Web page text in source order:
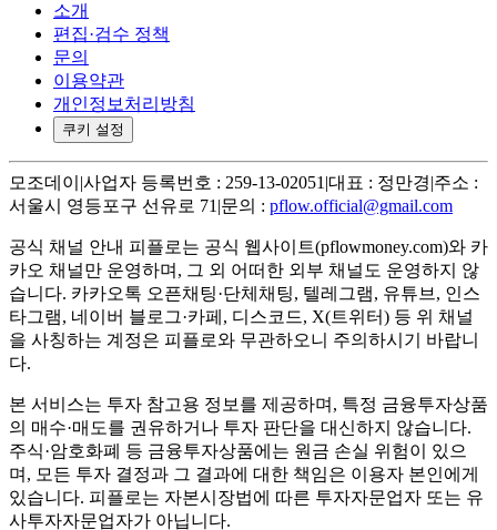
소개
편집·검수 정책
문의
이용약관
개인정보처리방침
쿠키 설정
모조데이 |사업자 등록번호 : 259-13-02051 |대표 : 정만경|주소 :
서울시 영등포구 선유로 71 |문의 : pflow.official@gmail.com
공식 채널 안내 피플로는 공식 웹사이트(pflowmoney.com)와 카
카오 채널만 운영하며, 그 외 어떠한 외부 채널도 운영하지 않
습니다. 카카오톡 오픈채팅·단체채팅, 텔레그램, 유튜브, 인스
타그램, 네이버 블로그·카페, 디스코드, X(트위터) 등 위 채널
을 사칭하는 계정은 피플로와 무관하오니 주의하시기 바랍니
다.
본 서비스는 투자 참고용 정보를 제공하며, 특정 금융투자상품
의 매수·매도를 권유하거나 투자 판단을 대신하지 않습니다.
주식·암호화폐 등 금융투자상품에는 원금 손실 위험이 있으
며, 모든 투자 결정과 그 결과에 대한 책임은 이용자 본인에게
있습니다. 피플로는 자본시장법에 따른 투자자문업자 또는 유
사투자자문업자가 아닙니다.